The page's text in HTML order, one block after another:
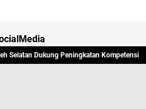
Selatan Dukung Peningkatan Kompetensi